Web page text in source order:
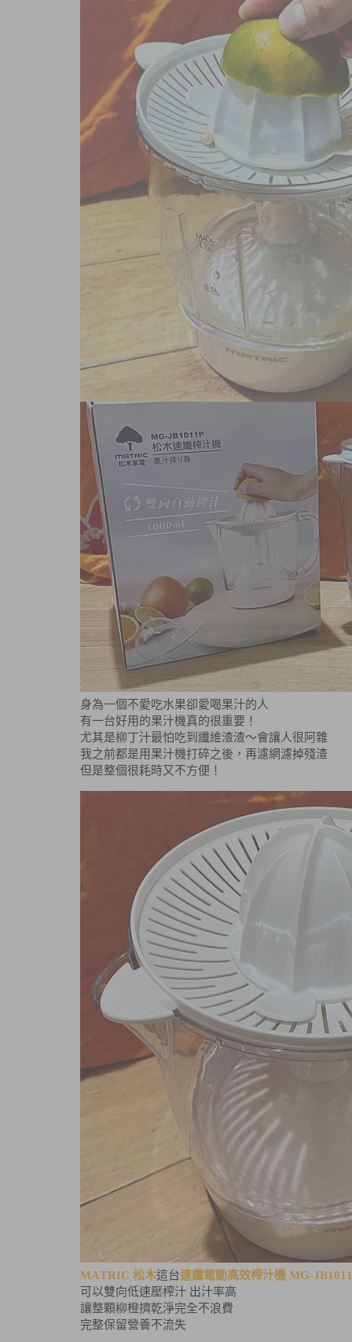
商品討論
身為一個不愛吃水果卻愛喝果汁的人
有一台好用的果汁機真的很重要！
尤其是柳丁汁最怕吃到纖維渣渣～會讓人很阿雜
我之前都是用果汁機打碎之後，再濾網濾掉殘渣
但是整個很耗時又不方便！
MATRIC 松木這台速纖電動高效榨汁機 MG-
可以雙向低速壓榨汁 出汁率高
讓整顆柳橙擠乾淨完全不浪費
完整保留營養不流失